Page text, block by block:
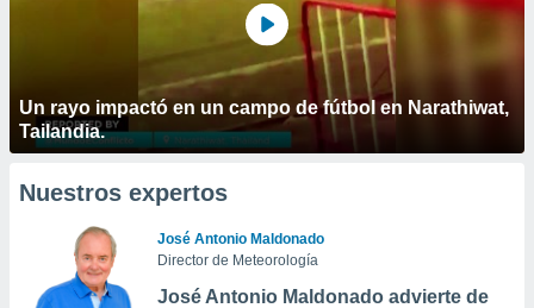
Un rayo impactó en un campo de fútbol en Narathiwat,
Tailandia.
Nuestros expertos
José Antonio Maldonado
Director de Meteorología
José Antonio Maldonado advierte de